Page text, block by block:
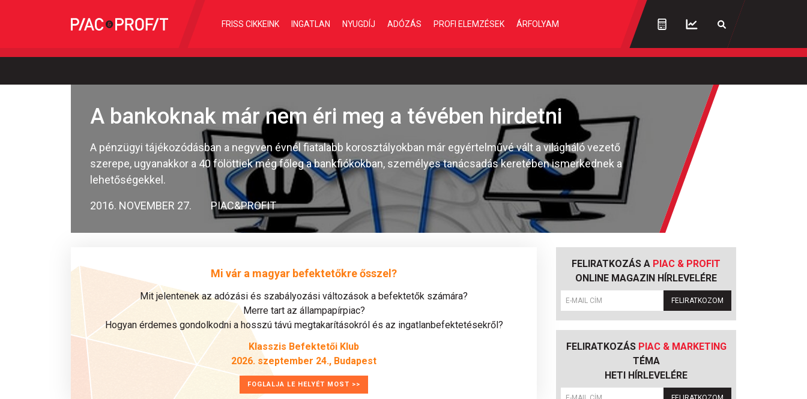
FRISS CIKKEINK INGATLAN NYUGDÍJ ADÓZÁS PROFI ELEMZÉSEK ÁRFOLYAM
A bankoknak már nem éri meg a tévében hirdetni
A pénzügyi tájékozódásban a negyven évnél fiatalabb korosztályokban már egyértelművé vált a világháló vezető
szerepe, ugyanakkor a 40 fölöttiek még főleg a bankfiókokban, személyes tanácsadás keretében ismerkednek a
lehetőségekkel.
2016. NOVEMBER 27. PIAC&PROFIT
Mi vár a magyar befektetőkre ősszel?
Mit jelentenek az adózási és szabályozási változások a befektetők számára?
Merre tart az állampapírpiac?
Hogyan érdemes gondolkodni a hosszú távú megtakarításokról és az ingatlanbefektetésekről?
Klasszis Befektetői Klub
2026. szeptember 24., Budapest
FOGLALJA LE HELYÉT MOST >>
FELIRATKOZÁS A PIAC & PROFIT
ONLINE MAGAZIN HÍRLEVELÉRE
FELIRATKOZOM
FELIRATKOZÁS PIAC & MARKETING
TÉMA
HETI HÍRLEVELÉRE